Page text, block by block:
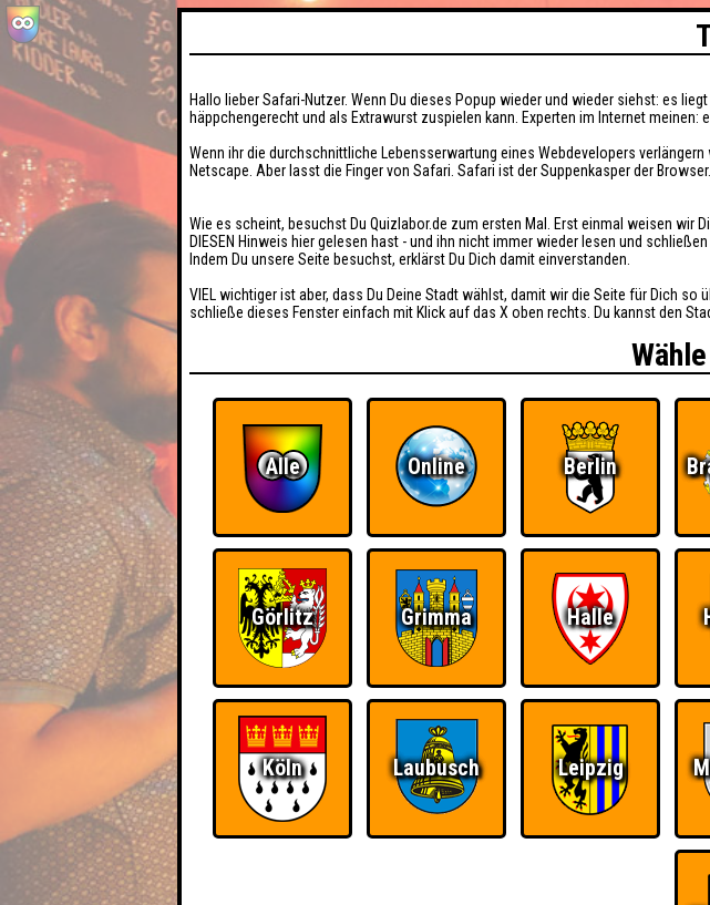
Hallo lieber Safari-Nutzer. Wenn Du dieses Popup wieder und wieder siehst: es
häppchengerecht und als Extrawurst zuspielen kann. Experten im Internet meinen:
Wenn ihr die durchschnittliche Lebensserwartung eines Webdevelopers
Netscape. Aber lasst die Finger von Safari. Safari ist der Suppenkasper der Browser.
Wie es scheint, besuchst Du Quizlabor.de zum ersten Mal. Erst einmal weisen wir
DIESEN Hinweis hier gelesen hast - und ihn nicht immer wieder lesen und
Indem Du unsere Seite besuchst, erklärst Du Dich damit einverstanden.
VIEL wichtiger ist aber, dass Du Deine Stadt wählst, damit wir die Seite für Dich
schließe dieses Fenster einfach mit Klick auf das X oben rechts. Du kannst den
Alle Online Berlin
Görlitz Grimma Halle
Köln Laubusch Leipzig